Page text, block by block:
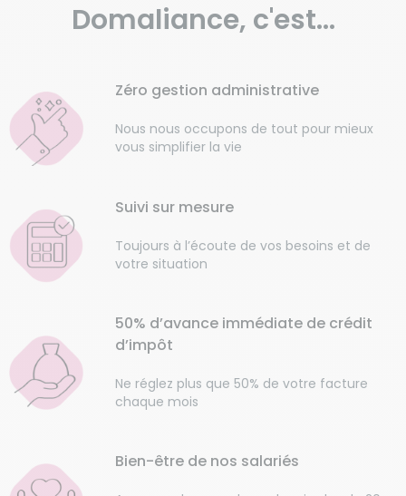
Domaliance, c'est...
Zéro gestion administrative
Nous nous occupons de tout pour mieux
vous simplifier la vie
Suivi sur mesure
Toujours à l’écoute de vos besoins et de
votre situation
50% d’avance immédiate de crédit
d’impôt
Ne réglez plus que 50% de votre facture
chaque mois
Bien-être de nos salariés